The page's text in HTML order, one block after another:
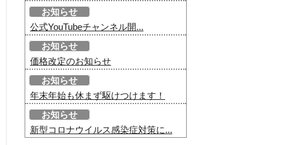
お知らせ
公式YouTubeチャンネル開...
お知らせ
価格改定のお知らせ
お知らせ
年末年始も休まず駆けつけます！
お知らせ
新型コロナウイルス感染症対策に...